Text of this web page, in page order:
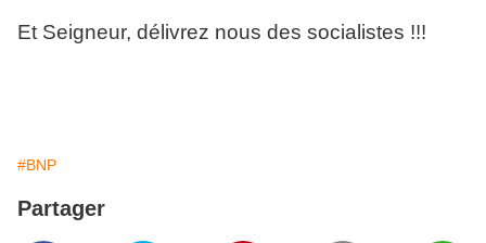
Et Seigneur, délivrez nous des socialistes !!!
#BNP
Partager